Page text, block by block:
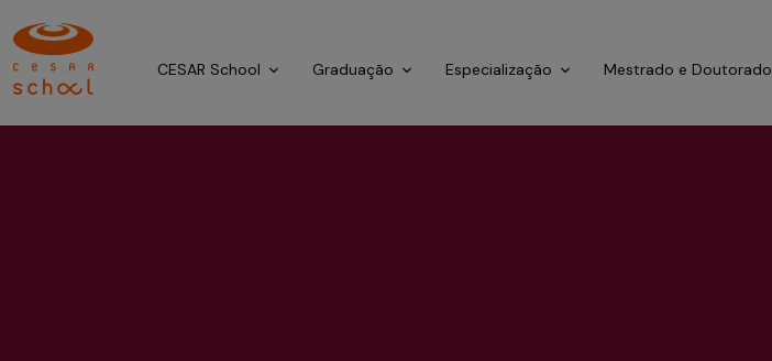
CESAR School Graduação Especialização Mestrado e Doutorado